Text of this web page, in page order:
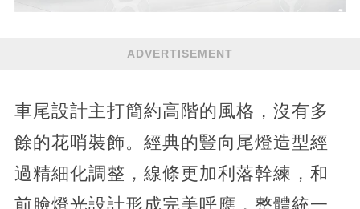
ADVERTISEMENT
車尾設計主打簡約高階的風格，沒有多
餘的花哨裝飾。經典的豎向尾燈造型經
過精細化調整，線條更加利落幹練，和
前臉燈光設計形成完美呼應，整體統一